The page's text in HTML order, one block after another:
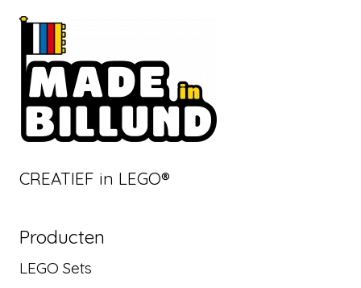
CREATIEF in LEGO®
Producten
LEGO Sets